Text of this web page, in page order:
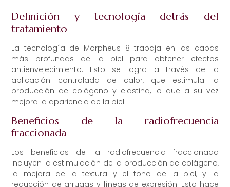
Definición y tecnología detrás del
tratamiento
La tecnología de Morpheus 8 trabaja en las capas
más profundas de la piel para obtener efectos
antienvejecimiento. Esto se logra a través de la
aplicación controlada de calor, que estimula la
producción de colágeno y elastina, lo que a su vez
mejora la apariencia de la piel.
Beneficios de la radiofrecuencia
fraccionada
Los beneficios de la radiofrecuencia fraccionada
incluyen la estimulación de la producción de colágeno,
la mejora de la textura y el tono de la piel, y la
reducción de arrugas y líneas de expresión. Esto hace